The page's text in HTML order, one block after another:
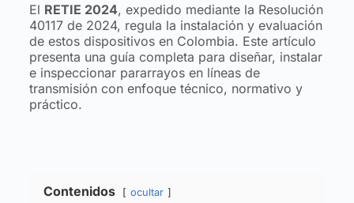
El RETIE 2024, expedido mediante la Resolución
40117 de 2024, regula la instalación y evaluación
de estos dispositivos en Colombia. Este artículo
presenta una guía completa para diseñar, instalar
e inspeccionar pararrayos en líneas de
transmisión con enfoque técnico, normativo y
práctico.
Contenidos ocultar